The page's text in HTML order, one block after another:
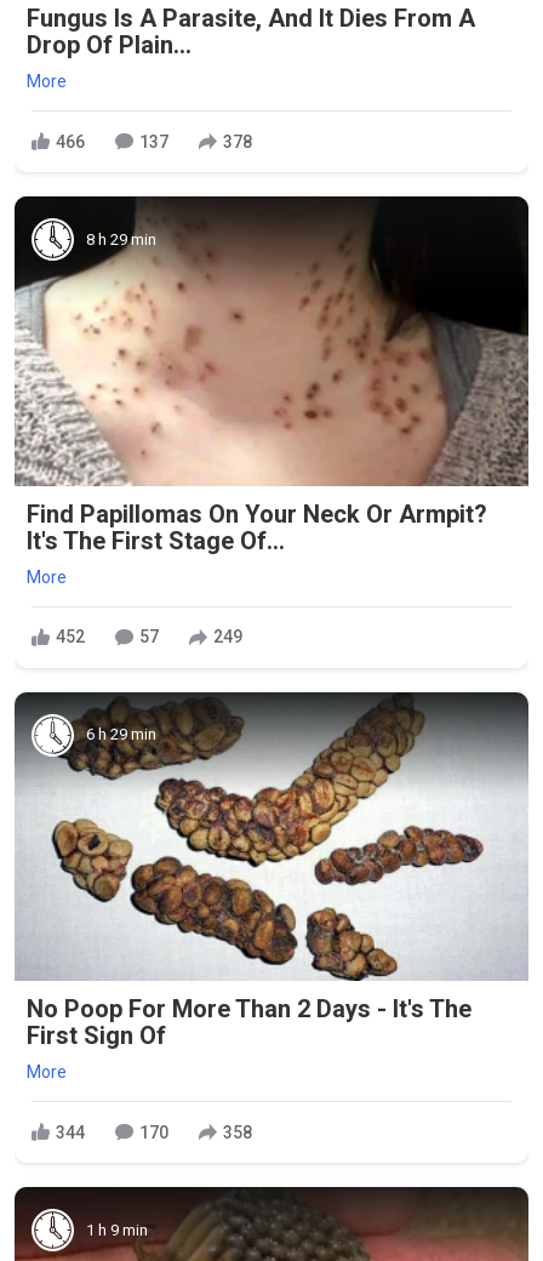
Fungus Is A Parasite, And It Dies From A
Drop Of Plain...
More
466 137 378
8 h 29 min
Find Papillomas On Your Neck Or Armpit?
It's The First Stage Of...
More
452 57 249
6 h 29 min
No Poop For More Than 2 Days - It's The
First Sign Of
More
344 170 358
1 h 9 min